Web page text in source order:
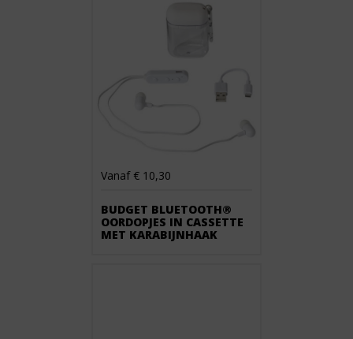
Vanaf € 10,30
BUDGET BLUETOOTH®
OORDOPJES IN CASSETTE
MET KARABIJNHAAK